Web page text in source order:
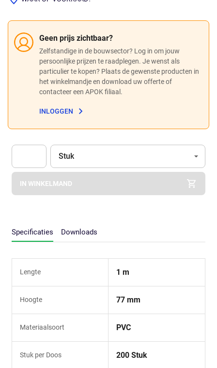
Geen prijs zichtbaar?
Zelfstandige in de bouwsector? Log in om jouw
persoonlijke prijzen te raadplegen. Je wenst als
particulier te kopen? Plaats de gewenste producten in
het winkelmandje en download uw offerte of
contacteer een APOK filiaal.
INLOGGEN
Apok.Product.Detail.AddToCart.Quantity (Optioneel)
Eenheid
Stuk
IN WINKELMAND
Specificaties Downloads
Lengte 1 m
Hoogte 77 mm
Materiaalsoort PVC
Stuk per Doos 200 Stuk